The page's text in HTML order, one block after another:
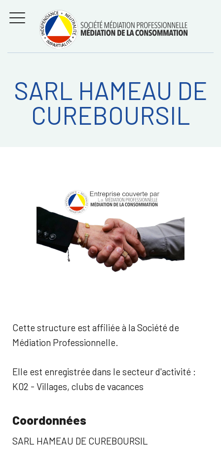
Régler les litiges
entre
consommateurs et
professionnels avec
la médiation de la
consommation
MENU
Recherche
sur:
SARL HAMEAU DE
CUREBOURSIL
Cette structure est affiliée à la Société de
Médiation Professionnelle.
Elle est enregistrée dans le secteur d'activité :
K02 - Villages, clubs de vacances
Coordonnées
SARL HAMEAU DE CUREBOURSIL